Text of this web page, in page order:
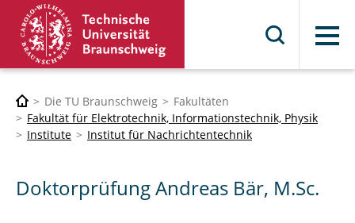
Menü
Die TU Braunschweig
Fakultäten
Fakultät für Elektrotechnik, Informationstechnik, Physik
Institute
Institut für Nachrichtentechnik
Doktorprüfung Andreas Bär, M.Sc.